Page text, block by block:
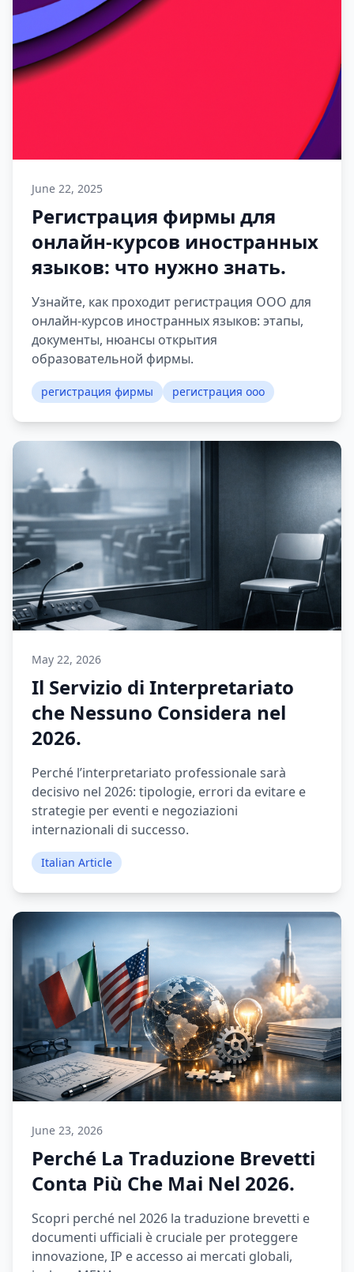
June 22, 2025
Регистрация фирмы для
онлайн-курсов иностранных
языков: что нужно знать.
Узнайте, как проходит регистрация ООО для
онлайн-курсов иностранных языков: этапы,
документы, нюансы открытия
образовательной фирмы.
регистрация фирмы регистрация ооо
May 22, 2026
Il Servizio di Interpretariato
che Nessuno Considera nel
2026.
Perché l’interpretariato professionale sarà
decisivo nel 2026: tipologie, errori da evitare e
strategie per eventi e negoziazioni
internazionali di successo.
Italian Article
June 23, 2026
Perché La Traduzione Brevetti
Conta Più Che Mai Nel 2026.
Scopri perché nel 2026 la traduzione brevetti e
documenti ufficiali è cruciale per proteggere
innovazione, IP e accesso ai mercati globali,